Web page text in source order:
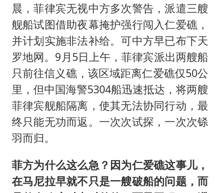
晨，菲律宾无视中方多次警告，派遣三艘
舰船试图借助夜幕掩护强行闯入仁爱礁，
并计划实施非法补给。可中方早已布下天
罗地网。9月5日上午，菲律宾派出两艘船
只前往信义礁，该区域距离仁爱礁仅50公
里，但中国海警5304船迅速抵达，将两艘
菲律宾舰船隔离，使其无法协同行动，最
终只能无功而返。一次次试探，一次次铩
羽而归。
菲方为什么这么急？因为仁爱礁这事儿，
在马尼拉早就不只是一艘破船的问题，而